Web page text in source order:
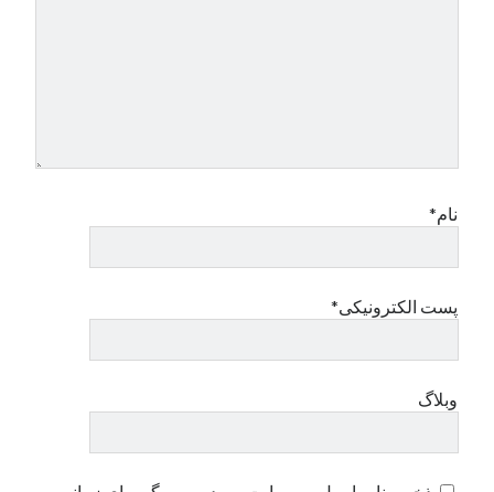
نام*
پست الکترونیکی*
وبلاگ